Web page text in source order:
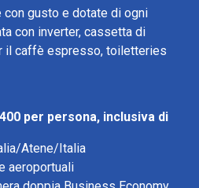
con gusto e dotate di ogni
con inverter, cassetta di
il caffè espresso, toiletteries
per persona, inclusiva di
Atene/Italia
aeroportuali